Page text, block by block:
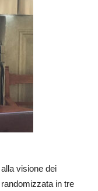
visione dei
in tre